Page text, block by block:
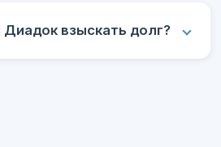
взыскать долг?